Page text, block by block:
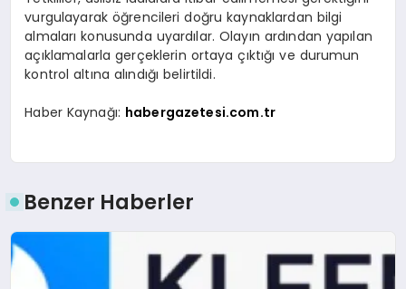
vurgulayarak öğrencileri doğru kaynaklardan bilgi
almaları konusunda uyardılar. Olayın ardından yapılan
açıklamalarla gerçeklerin ortaya çıktığı ve durumun
kontrol altına alındığı belirtildi.
Haber Kaynağı: habergazetesi.com.tr
Benzer Haberler